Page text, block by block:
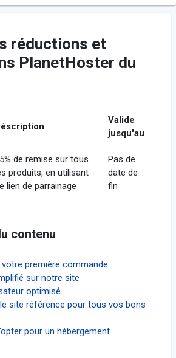
réductions et
PlanetHoster du
Valide
jusqu'au
de remise sur tous
produits, en utilisant
lien de parrainage
Pas de
date de
fin
contenu
première commande
sur notre site
optimisé
site référence pour tous vos bons
pour un hébergement